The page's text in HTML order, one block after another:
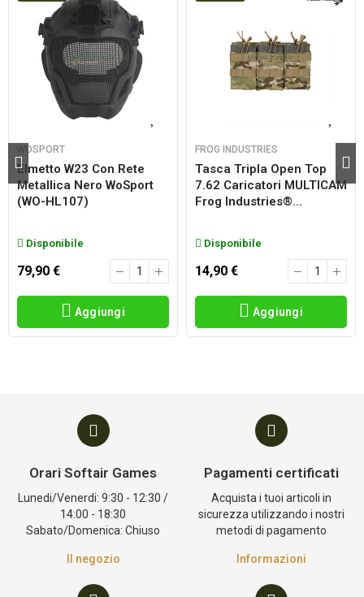
WOSPORT
Elmetto W23 Con Rete
Metallica Nero WoSport
(WO-HL107)
Disponibile
79,90 €
Aggiungi
FROG INDUSTRIES
Tasca Tripla Open Top
7.62 Caricatori MULTICAM
Frog Industries®...
Disponibile
14,90 €
Aggiungi
Orari Softair Games
Lunedi/Venerdi: 9:30 - 12:30 /
14:00 - 18:30
Sabato/Domenica: Chiuso
Il negozio
Pagamenti certificati
Acquista i tuoi articoli in
sicurezza utilizzando i nostri
metodi di pagamento
Informazioni